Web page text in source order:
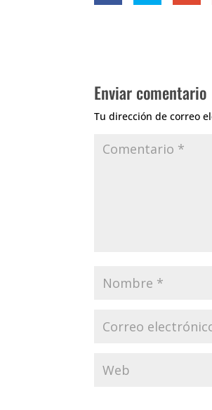
Enviar comentario
Tu dirección de correo